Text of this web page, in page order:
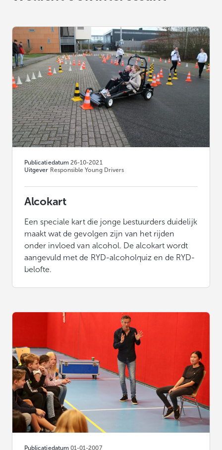
Publicatiedatum 26-10-2021
Uitgever Responsible Young Drivers
Alcokart
Een speciale kart die jonge bestuurders duidelijk
maakt wat de gevolgen zijn van het rijden
onder invloed van alcohol. De alcokart wordt
aangevuld met de RYD-alcoholquiz en de RYD-
belofte.
Publicatiedatum 01-01-2007